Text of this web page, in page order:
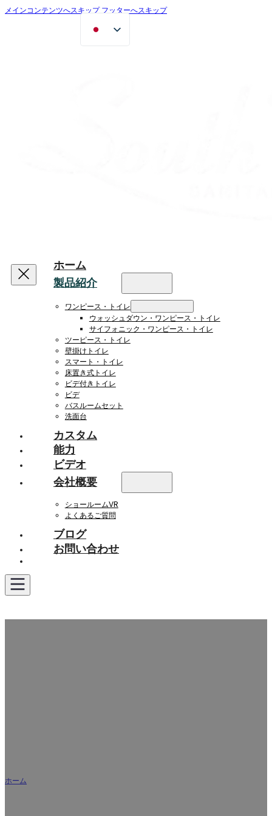
メインコンテンツへスキップ フッターへスキップ
ホーム
製品紹介
ワンピース・トイレ
ウォッシュダウン・ワンピース・トイレ
サイフォニック・ワンピース・トイレ
ツーピース・トイレ
壁掛けトイレ
スマート・トイレ
床置き式トイレ
ビデ付きトイレ
ビデ
バスルームセット
洗面台
カスタム
能力
ビデオ
会社概要
ショールームVR
よくあるご質問
ブログ
お問い合わせ
ホーム